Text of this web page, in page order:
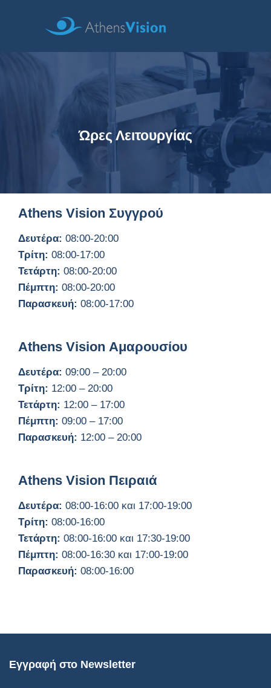
Ώρες Λειτουργίας
Athens Vision Συγγρού
Δευτέρα: 08:00-20:00
Τρίτη: 08:00-17:00
Τετάρτη: 08:00-20:00
Πέμπτη: 08:00-20:00
Παρασκευή: 08:00-17:00
Athens Vision Αμαρουσίου
Δευτέρα: 09:00 – 20:00
Τρίτη: 12:00 – 20:00
Τετάρτη: 12:00 – 17:00
Πέμπτη: 09:00 – 17:00
Παρασκευή: 12:00 – 20:00
Athens Vision Πειραιά
Δευτέρα: 08:00-16:00 και 17:00-19:00
Τρίτη: 08:00-16:00
Τετάρτη: 08:00-16:00 και 17:30-19:00
Πέμπτη: 08:00-16:30 και 17:00-19:00
Παρασκευή: 08:00-16:00
Εγγραφή στο Newsletter